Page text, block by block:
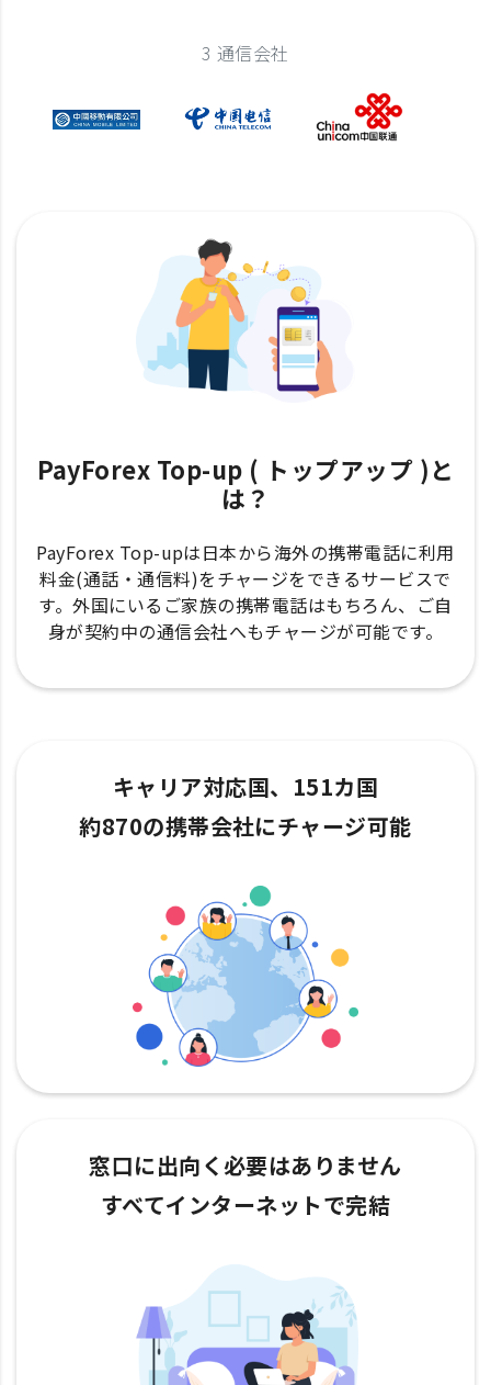
3 通信会社
PayForex Top-up ( トップアップ )と
は？
PayForex Top-upは日本から海外の携帯電話に利用
料金(通話・通信料)をチャージをできるサービスで
す。外国にいるご家族の携帯電話はもちろん、ご自
身が契約中の通信会社へもチャージが可能です。
キャリア対応国、151カ国
約870の携帯会社にチャージ可能
窓口に出向く必要はありません
すべてインターネットで完結